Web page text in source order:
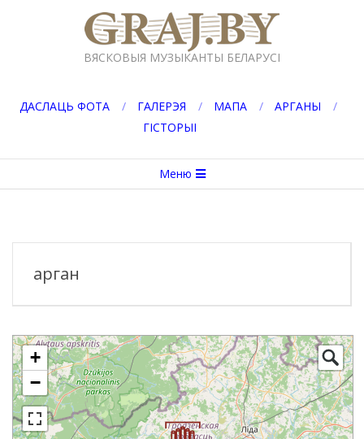
GRAJ.BY
ВЯСКОВЫЯ МУЗЫКАНТЫ БЕЛАРУСІ
ДАСЛАЦЬ ФОТА ГАЛЕРЭЯ МАПА
АРГАНЫ
ГІСТОРЫІ
меню
Меню
арган
+
−